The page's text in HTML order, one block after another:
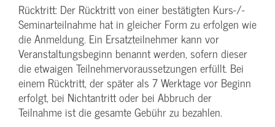
Rücktritt: Der Rücktritt von einer bestätigten Kurs-/­
Seminarteilnahme hat in gleicher Form zu erfolgen wie
die Anmeldung. Ein Ersatzteilnehmer kann vor
Veranstaltungs­beginn benannt werden, sofern dieser
die etwaigen Teilnehmer­voraussetzungen erfüllt. Bei
einem Rücktritt, der später als 7 Werktage vor Beginn
erfolgt, bei Nichtantritt oder bei Abbruch der
Teilnahme ist die gesamte Gebühr zu bezahlen.